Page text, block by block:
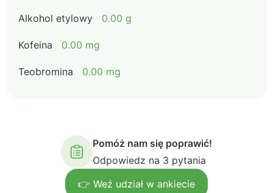
Alkohol etylowy 0.00 g
Kofeina 0.00 mg
Teobromina 0.00 mg
Pomóż nam się poprawić!
Odpowiedz na 3 pytania
👉 Weź udział w ankiecie